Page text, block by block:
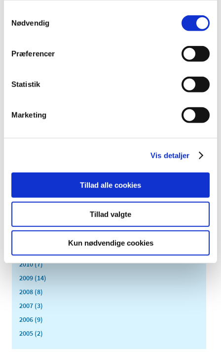
Nødvendig
Præferencer
Statistik
Marketing
Vis detaljer
Tillad alle cookies
Tillad valgte
Kun nødvendige cookies
september (20)
juli (11)
april (24)
februar (12)
2019 (159)
2010 (7)
2009 (14)
2008 (8)
2007 (3)
2006 (9)
2005 (2)